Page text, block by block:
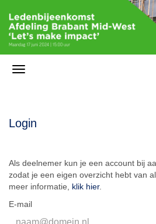
Login
Als deelnemer kun je een account bij
zodat je een eigen overzicht hebt van
meer informatie, klik hier.
E-mail